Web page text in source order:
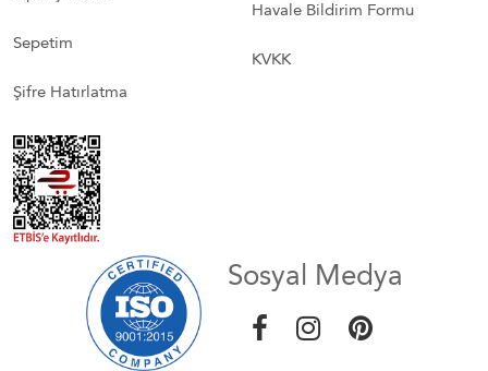
Sepetim
Şifre Hatırlatma
Havale Bildirim Formu
KVKK
Sosyal Medya